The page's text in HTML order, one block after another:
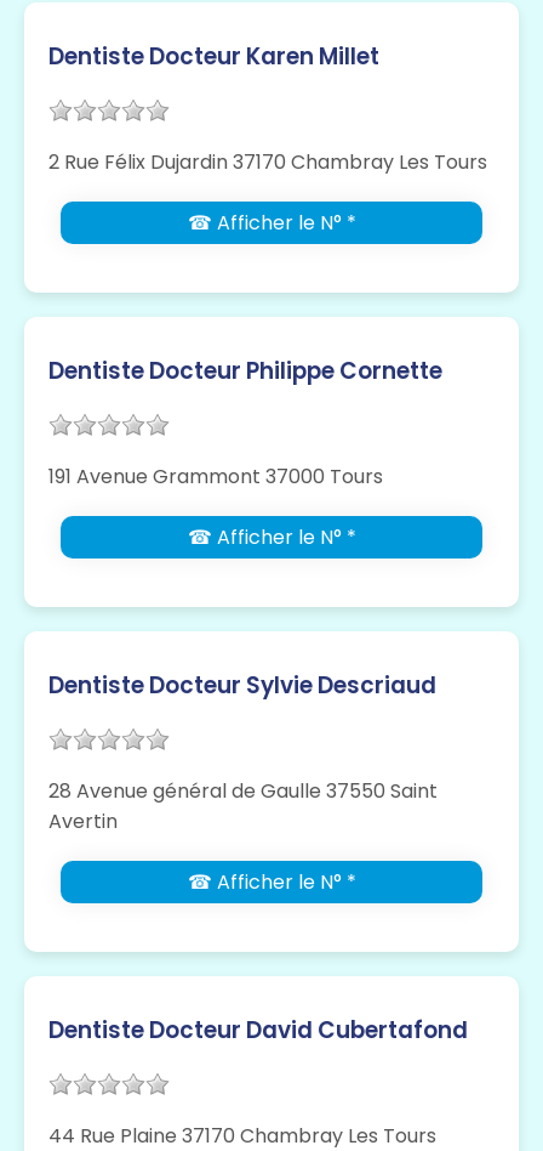
Dentiste Docteur Karen Millet
2 Rue Félix Dujardin 37170 Chambray Les Tours
☎ Afficher le N° *
Dentiste Docteur Philippe Cornette
191 Avenue Grammont 37000 Tours
☎ Afficher le N° *
Dentiste Docteur Sylvie Descriaud
28 Avenue général de Gaulle 37550 Saint
Avertin
☎ Afficher le N° *
Dentiste Docteur David Cubertafond
44 Rue Plaine 37170 Chambray Les Tours